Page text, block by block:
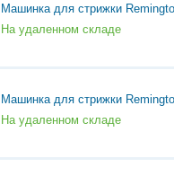
Машинка для стрижки
На удаленном складе
Машинка для стрижки
На удаленном складе